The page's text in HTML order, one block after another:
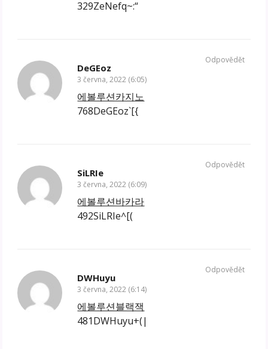
329ZeNefq~:“
DeGEoz
3 června, 2022 (6:05)
에볼루션카지노
768DeGEoz`[{
Odpovědět
SiLRIe
3 června, 2022 (6:09)
에볼루션바카라
492SiLRIe^[(
Odpovědět
DWHuyu
3 června, 2022 (6:14)
에볼루션블랙잭
481DWHuyu+(|
Odpovědět